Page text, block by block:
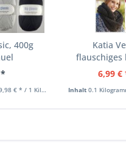
400g
€ * / 1 Kilogramm)
Katia
flauschiges
6,99 €
Inhalt 0.1